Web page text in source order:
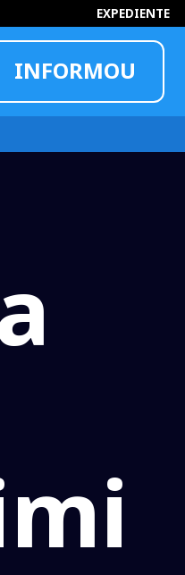
EXPEDIENTE
INFORMOU